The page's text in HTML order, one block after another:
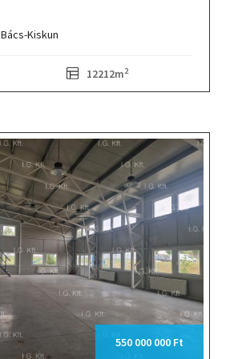
Bács-Kiskun
12212m2
550 000 000 Ft